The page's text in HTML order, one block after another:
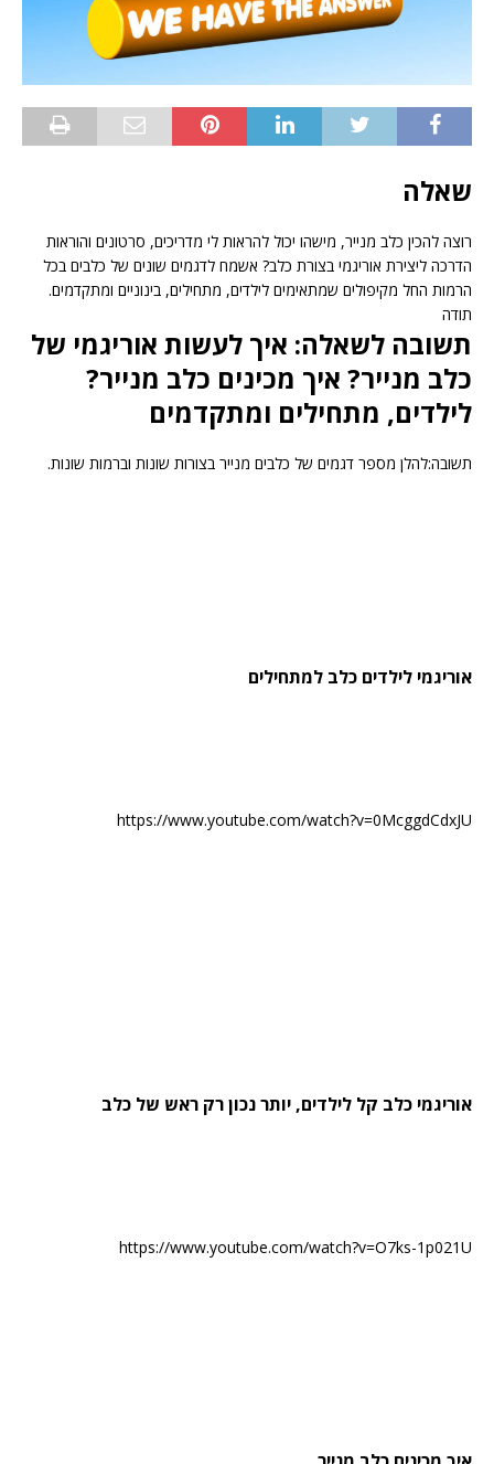
שאלה
רוצה להכין כלב מנייר, מישהו יכול להראות לי מדריכים, סרטונים והוראות
הדרכה ליצירת אוריגמי בצורת כלב? אשמח לדגמים שונים של כלבים בכל
הרמות החל מקיפולים שמתאימים לילדים, מתחילים, בינוניים ומתקדמים.
תודה
תשובה לשאלה: איך לעשות אוריגמי של
כלב מנייר? איך מכינים כלב מנייר?
לילדים, מתחילים ומתקדמים
תשובה:להלן מספר דגמים של כלבים מנייר בצורות שונות וברמות שונות.
אוריגמי לילדים כלב למתחילים
https://www.youtube.com/watch?v=0McggdCdxJU
אוריגמי כלב קל לילדים, יותר נכון רק ראש של כלב
https://www.youtube.com/watch?v=O7ks-1p021U